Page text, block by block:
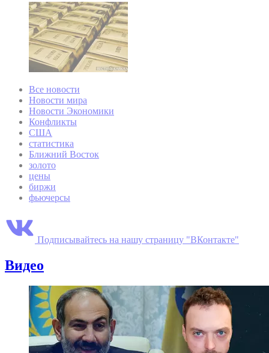
Все новости
Новости мира
Новости Экономики
Конфликты
США
статистика
Ближний Восток
золото
цены
биржи
фьючерсы
Подписывайтесь на нашу страницу "ВКонтакте"
Видео